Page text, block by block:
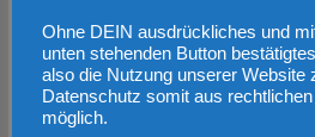
Ohne DEIN ausdrückliches und
unten stehenden Button
also die Nutzung unserer Website
Datenschutz somit aus
möglich.